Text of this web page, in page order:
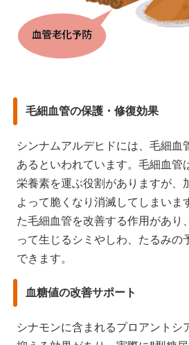
毛細血管の保護・修復効果
シンナムアルデヒドには、毛細血
あるといわれています。毛細血管
栄養素を運ぶ役割がありますが、
よって脆くなり消滅してしまいま
た毛細血管を改善する作用があり
って生じるシミやしわ、たるみの
できます。
血糖値の改善サポート
シナモンに含まれるプロアントシ